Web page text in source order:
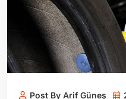
Post By Arif Güneş